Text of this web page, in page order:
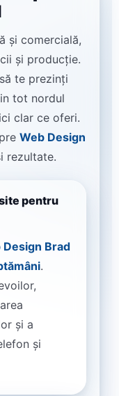
și comercială,
și producție.
te prezinți
tot nordul
clar ce oferi.
Web Design
rezultate.
pentru
Design Brad
.
și a
și